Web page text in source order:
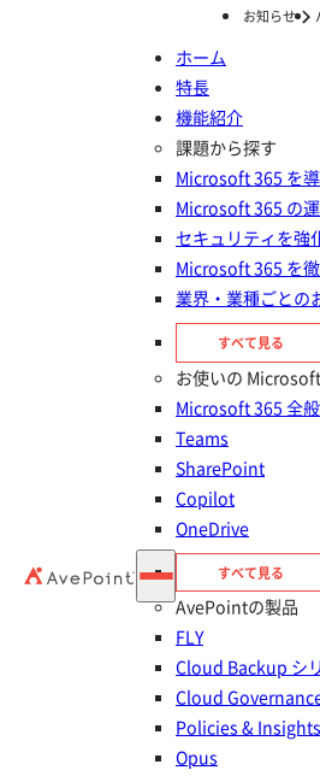
お知らせ
ホーム
特長
機能紹介
課題から探す
Microsoft 365 を
Microsoft 365 の
セキュリティを強
Microsoft 365 を
業界・業種ごとの
すべて見る
お使いの
Microsoft 365 全般
Teams
SharePoint
Copilot
OneDrive
すべて見る
AvePointの製品
FLY
Cloud Backup シ
Cloud
Policies & Insights
Opus
ナレッジ/コラム
DocAve 6 アップグ
2025年05月23日
（2021/11/01 更新済み）
既に DocAve 6 をご利用いただいてい
ップデートモジュールを適用するこ
プグレードが可能です。